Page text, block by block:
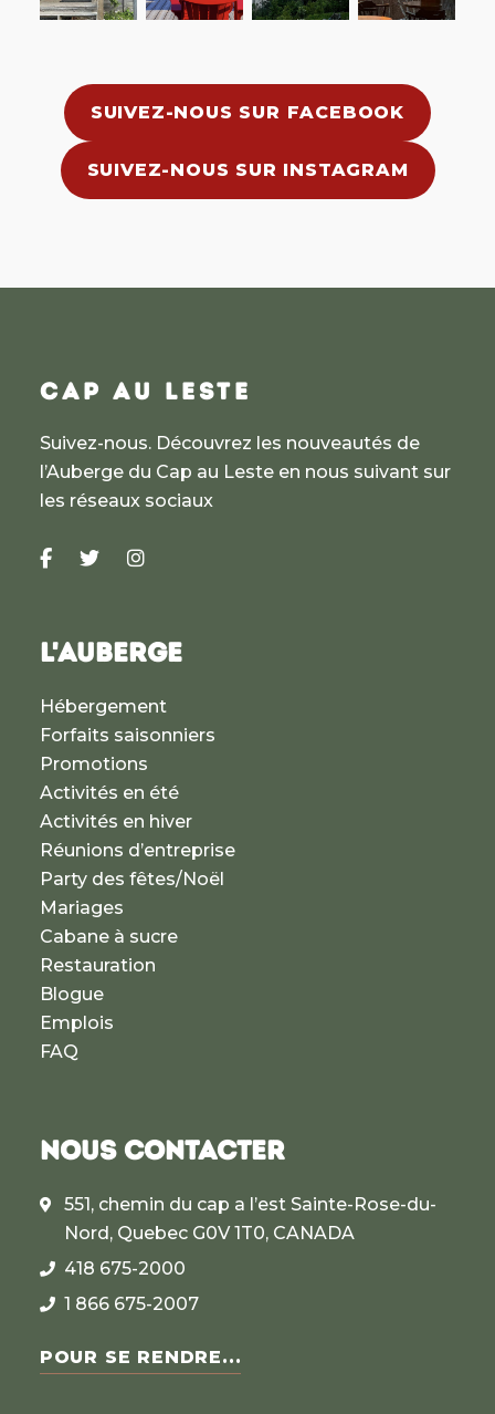
SUIVEZ-NOUS SUR FACEBOOK
SUIVEZ-NOUS SUR INSTAGRAM
CAP AU LESTE
Suivez-nous. Découvrez les nouveautés de
l’Auberge du Cap au Leste en nous suivant sur
les réseaux sociaux
L'AUBERGE
Hébergement
Forfaits saisonniers
Promotions
Activités en été
Activités en hiver
Réunions d’entreprise
Party des fêtes/Noël
Mariages
Cabane à sucre
Restauration
Blogue
Emplois
FAQ
NOUS CONTACTER
551, chemin du cap a l’est Sainte-Rose-du-
Nord, Quebec G0V 1T0, CANADA
418 675-2000
1 866 675-2007
POUR SE RENDRE...